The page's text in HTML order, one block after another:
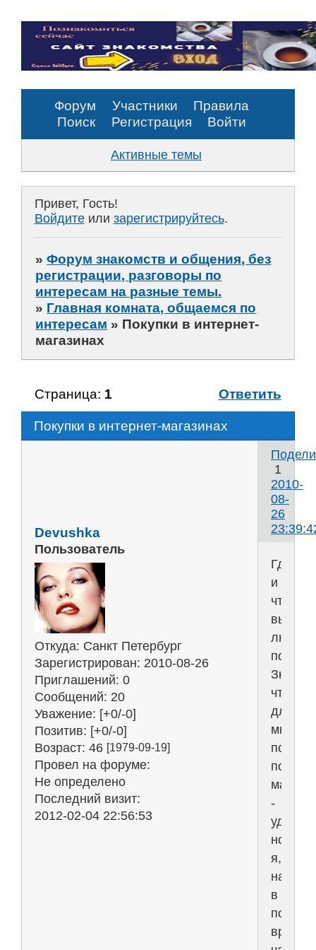
Форум Участники
Правила
Поиск
Регистрация Войти
Активные темы
Привет, Гость!
Войдитеили зарегистрируйтесь.
»Форум знакомств и общения, без
регистрации, разговоры по
интересам на разные темы.
» Главная комната, общаемся по
интересам » Покупки в интернет-
магазинах
Покупки в интернет-магазинах
Страница: 1 Ответить
1
2010-
08-
26
Devushka
Пользователь
Откуда: Санкт Петербург
Зарегистрирован: 2010-08-26
Приглашений: 0
Сообщений: 20
Уважение: [+0/-0]
Позитив: [+0/-0]
Возраст: 46 [1979-09-19]
Провел на форуме:
Не определено
Последний визит:
2012-02-04 22:56:53
Где
и
что
вы
любите
Знаю,
что
для
многих
по
-
но
я,
в
время